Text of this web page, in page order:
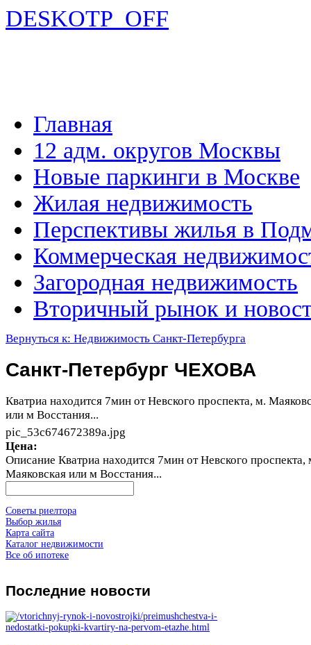
DESKOTP_OFF
Главная
12 адм. округов Москвы
Новые паркинги в Москве
Жилая недвижимость
Перспективы жилья в
Коммерческая
Загородная недвижимость
Вторичный рынок и
Вернуться к: Недвижимость Санкт-Петербурга
Санкт-Петербург ЧЕХОВА
Кватриа находится 7мин от Невского проспекта, м.
или м Восстания...
pic_53c674672389a.jpg
Цена:
Описание Кватриа находится 7мин от Невского проспекта,
Маяковская или м Восстания...
Советы риелтора
Выбор жилья
Карта сайта
Каталог недвижимости
Все об ипотеке
Последние новости